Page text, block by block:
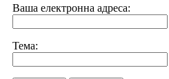
Ваша електронна адреса:
Тема: